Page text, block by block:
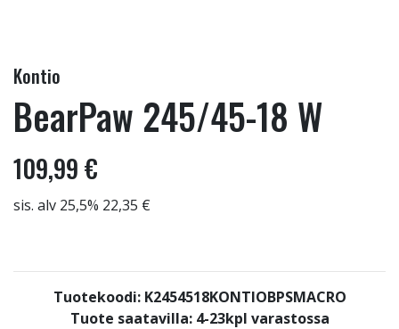
Kontio
BearPaw 245/45-18 W
109,99 €
sis. alv 25,5% 22,35 €
Tuotekoodi: K2454518KONTIOBPSMACRO
Tuote saatavilla: 4-23kpl varastossa